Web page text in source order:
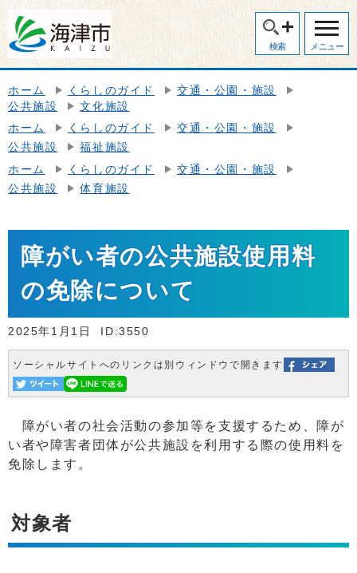
検索 メニュー
ホーム くらしのガイド
交通・公園・施設
公共施設
文化施設
ホーム
くらしのガイド
交通・公園・施設
公共施設
福祉施設
ホーム
くらしのガイド
交通・公園・施設
公共施設
体育施設
障がい者の公共施設使用料
の免除について
2025年1月1日 ID:3550
ソーシャルサイトへのリンクは別ウィンドウで開きます
障がい者の社会活動の参加等を支援するため、障が
い者や障害者団体が公共施設を利用する際の使用料を
免除します。
対象者